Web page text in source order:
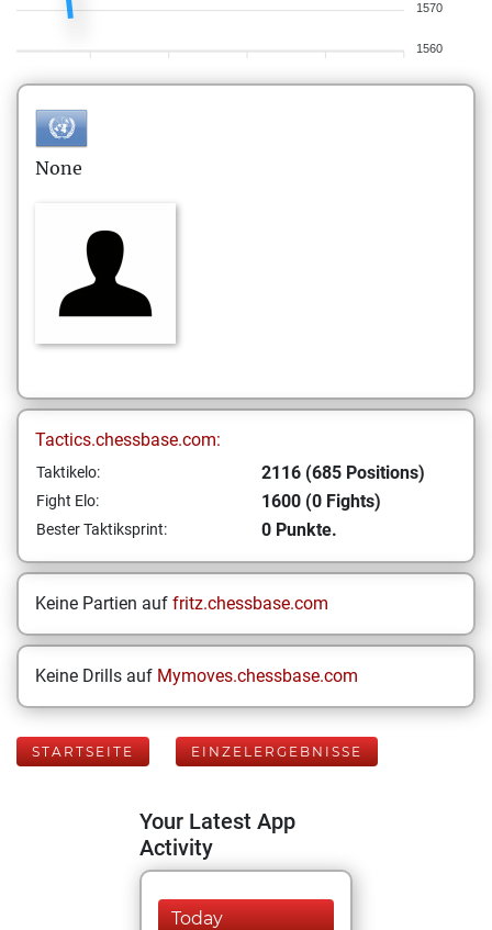
1570
1560
None
Tactics.chessbase.com:
Taktikelo: 2116 (685 Positions)
Fight Elo: 1600 (0 Fights)
Bester Taktiksprint: 0 Punkte.
Keine Partien auf fritz.chessbase.com
Keine Drills auf Mymoves.chessbase.com
STARTSEITE EINZELERGEBNISSE
Your Latest App
Activity
Today